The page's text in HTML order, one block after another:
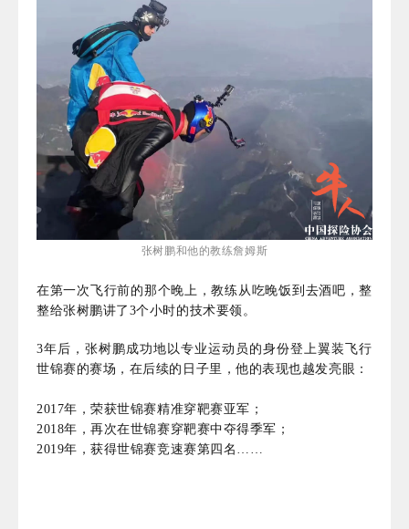
张树鹏和他的教练詹姆斯
在第一次飞行前的那个晚上，教练从吃晚饭到去酒吧，整
整给张树鹏讲了3个小时的技术要领。
3年后，张树鹏成功地以专业运动员的身份登上翼装飞行
世锦赛的赛场，在后续的日子里，他的表现也越发亮眼：
2017年，荣获世锦赛精准穿靶赛亚军；
2018年，再次在世锦赛穿靶赛中夺得季军；
2019年，获得世锦赛竞速赛第四名……